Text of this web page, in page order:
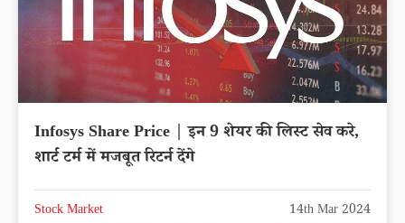
Infosys Share Price | इन 9 शेयर की लिस्ट सेव करे,
शार्ट टर्म में मजबूत रिटर्न देंगे
Stock Market 14th Mar 2024